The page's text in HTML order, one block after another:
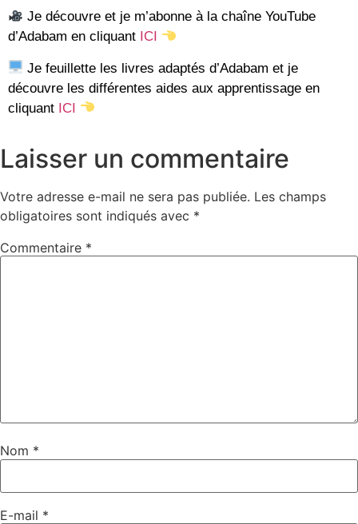
Je découvre et je m’abonne à la chaîne YouTube
d’Adabam en cliquant ICI
Je feuillette les livres adaptés d’Adabam et je
découvre les différentes aides aux apprentissage en
cliquant ICI
Laisser un commentaire
Votre adresse e-mail ne sera pas publiée. Les champs
obligatoires sont indiqués avec *
Commentaire *
Nom *
E-mail *